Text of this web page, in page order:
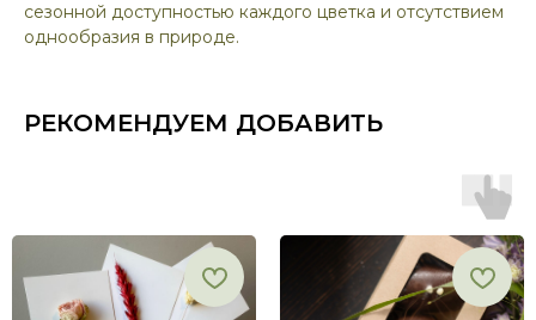
сезонной доступностью каждого цветка и отсутствием
однообразия в природе.
РЕКОМЕНДУЕМ ДОБАВИТЬ